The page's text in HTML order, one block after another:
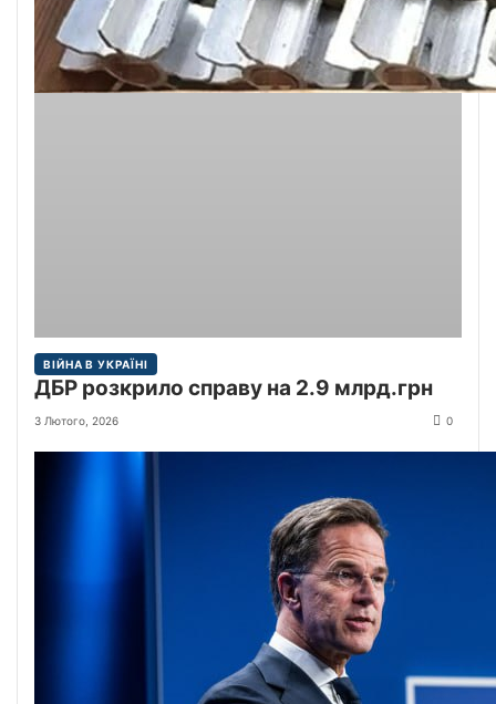
ВІЙНА В УКРАЇНІ
ДБР розкрило справу на 2.9 млрд.грн
3 Лютого, 2026 0